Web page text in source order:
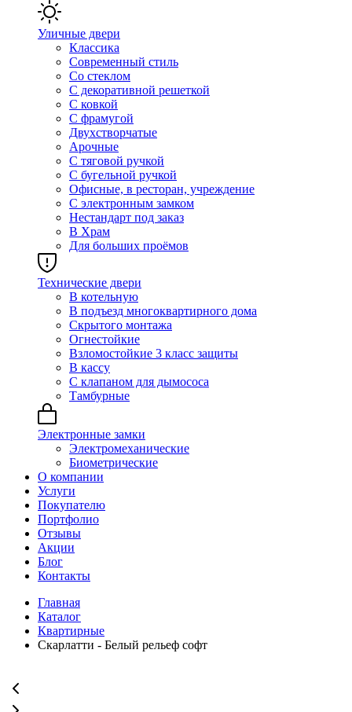
Уличные двери
Классика
Современный стиль
Со стеклом
С декоративной решеткой
С ковкой
С фрамугой
Двухстворчатые
Арочные
С тяговой ручкой
С бугельной ручкой
Офисные, в ресторан, учреждение
С электронным замком
Нестандарт под заказ
В Храм
Для больших проёмов
Технические двери
В котельную
В подъезд многоквартирного дома
Скрытого монтажа
Огнестойкие
Взломостойкие 3 класс защиты
В кассу
С клапаном для дымососа
Тамбурные
Электронные замки
Электромеханические
Биометрические
О компании
Услуги
Покупателю
Портфолио
Отзывы
Акции
Блог
Контакты
Главная
Каталог
Квартирные
Скарлатти - Белый рельеф софт